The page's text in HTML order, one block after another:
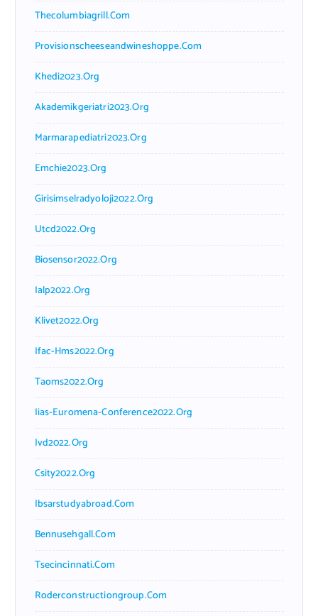
Thecolumbiagrill.com
Provisionscheeseandwineshoppe.com
Khedi2023.org
Akademikgeriatri2023.org
Marmarapediatri2023.org
Emchie2023.org
Girisimselradyoloji2022.org
Utcd2022.org
Biosensor2022.org
Ialp2022.org
Klivet2022.org
Ifac-Hms2022.org
Taoms2022.org
Iias-Euromena-Conference2022.org
Ivd2022.org
Csity2022.org
Ibsarstudyabroad.com
Bennusehgall.com
Tsecincinnati.com
Roderconstructiongroup.com